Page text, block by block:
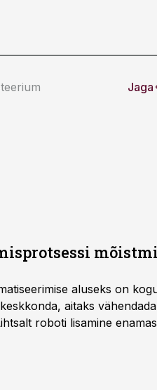
Jaga
aluseks on
aitaks
roboti lisamine